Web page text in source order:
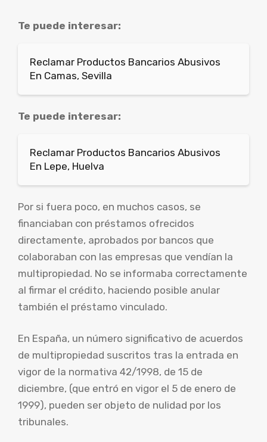
Te puede interesar:
Reclamar Productos Bancarios Abusivos
En Camas, Sevilla
Te puede interesar:
Reclamar Productos Bancarios Abusivos
En Lepe, Huelva
Por si fuera poco, en muchos casos, se
financiaban con préstamos ofrecidos
directamente, aprobados por bancos que
colaboraban con las empresas que vendían la
multipropiedad. No se informaba correctamente
al firmar el crédito, haciendo posible anular
también el préstamo vinculado.
En España, un número significativo de acuerdos
de multipropiedad suscritos tras la entrada en
vigor de la normativa 42/1998, de 15 de
diciembre, (que entró en vigor el 5 de enero de
1999), pueden ser objeto de nulidad por los
tribunales.